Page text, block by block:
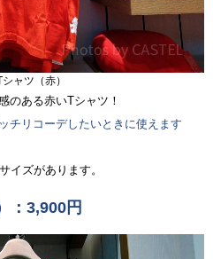
ャツ（赤）
のある赤いTシャツ！
チリコーデしたいときに使えます
イズがあります。
：3,900円